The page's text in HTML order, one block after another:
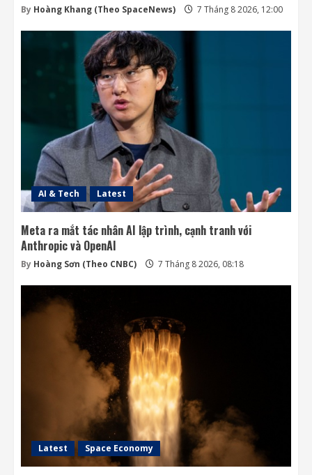
By Hoàng Khang (Theo SpaceNews) 7 Tháng 8 2026, 12:00
AI & Tech Latest
Meta ra mắt tác nhân AI lập trình, cạnh tranh với
Anthropic và OpenAI
By Hoàng Sơn (Theo CNBC) 7 Tháng 8 2026, 08:18
Latest Space Economy